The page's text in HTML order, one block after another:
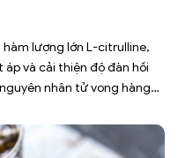
lượng lớn L-citrulline,
áp và cải thiện độ đàn hồi
nhân tử vong hàng